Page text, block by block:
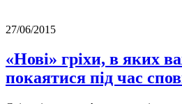
27/06/2015
«Нові» гріхи, в яких
покаятися під час